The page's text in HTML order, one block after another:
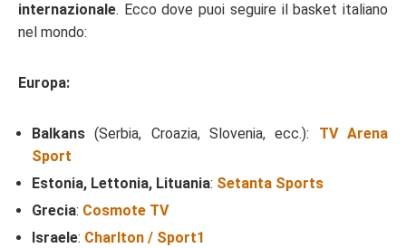
internazionale. Ecco dove puoi seguire il basket italiano
nel mondo:
Europa:
Balkans (Serbia, Croazia, Slovenia, ecc.): TV Arena
Sport
Estonia, Lettonia, Lituania: Setanta Sports
Grecia: Cosmote TV
Israele: Charlton / Sport1